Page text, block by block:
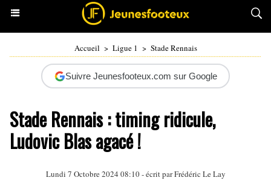
Accueil > Ligue 1 > Stade Rennais
Suivre Jeunesfooteux.com sur Google
Stade Rennais : timing ridicule,
Ludovic Blas agacé !
Lundi 7 Octobre 2024 08:10 - écrit parFrédéric Le Lay